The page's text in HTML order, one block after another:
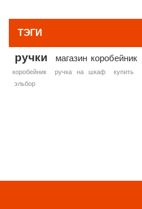
ТЭГИ
ручки магазин коробейник
коробейник
ручка на шкаф купить
эльбор